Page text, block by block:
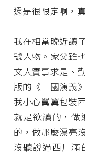
還是很限定啊，
我在相當晚近讀
號人物。家父雖
文人實事求是、
版的《三國演義
我小心翼翼包裝
就是欲讀的，做
的，做那麼漂亮
沒聽說過西川滿